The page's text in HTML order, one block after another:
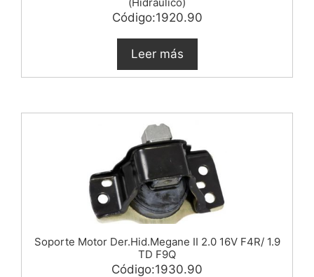
Código:1920.90
Leer más
Soporte Motor Der.Hid.Megane II 2.0 16V F4R/ 1.9
TD F9Q
Código:1930.90